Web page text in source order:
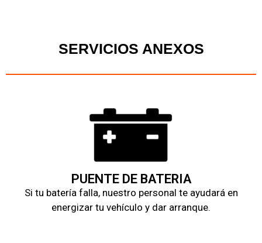
SERVICIOS ANEXOS
PUENTE DE BATERIA
Si tu batería falla, nuestro personal te ayudará en
energizar tu vehículo y dar arranque.